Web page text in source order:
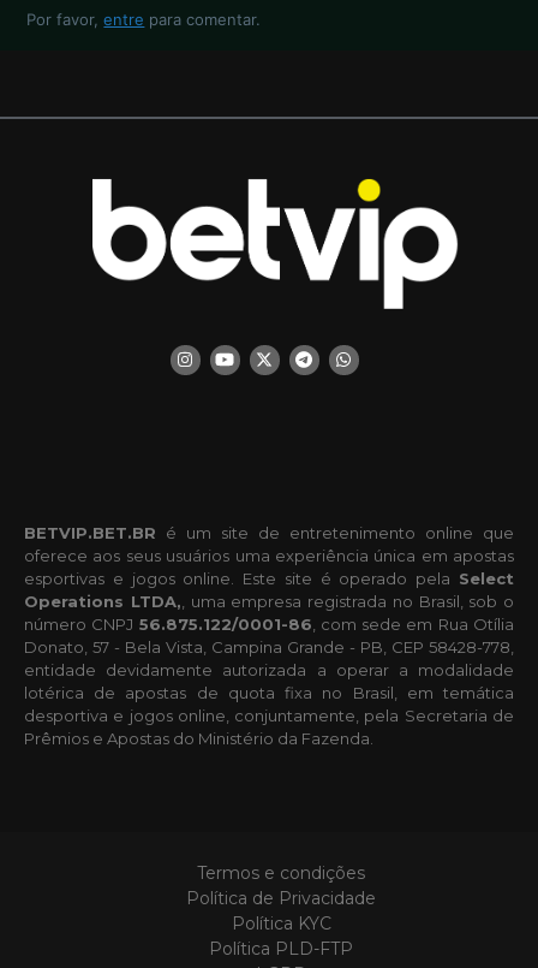
Por favor,entre para comentar.
BETVIP.BET.BR é um site de entretenimento online que
oferece aos seus usuários uma experiência única em apostas
esportivas e jogos online. Este site é operado pela Select
Operations LTDA,, uma empresa registrada no Brasil, sob o
número CNPJ 56.875.122/0001-86, com sede em Rua Otília
Donato, 57 - Bela Vista, Campina Grande - PB, CEP 58428-778,
entidade devidamente autorizada a operar a modalidade
lotérica de apostas de quota fixa no Brasil, em temática
desportiva e jogos online, conjuntamente, pela Secretaria de
Prêmios e Apostas do Ministério da Fazenda.
Termos e condições
Política de Privacidade
Política KYC
Política PLD-FTP